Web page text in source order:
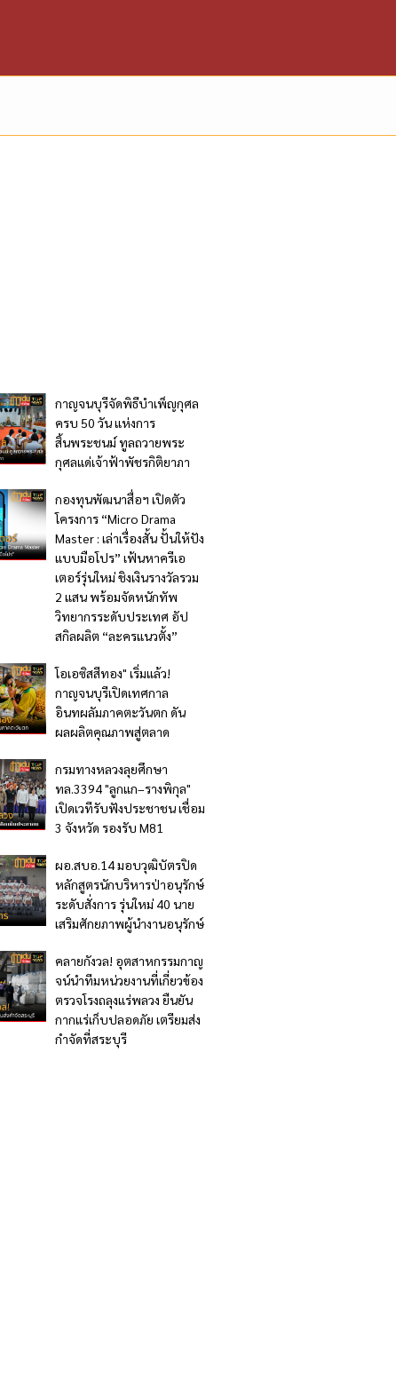
กาญจนบุรีจัดพิธีบำเพ็ญกุศล
ครบ 50 วัน แห่งการ
สิ้นพระชนม์ ทูลถวายพระ
กุศลแด่เจ้าฟ้าพัชรกิติยาภา
กองทุนพัฒนาสื่อฯ เปิดตัว
โครงการ “Micro Drama
Master : เล่าเรื่องสั้น ปั้นให้ปัง
แบบมือโปร” เฟ้นหาครีเอ
เตอร์รุ่นใหม่ ชิงเงินรางวัลรวม
2 แสน พร้อมจัดหนักทัพ
วิทยากรระดับประเทศ อัป
สกิลผลิต “ละครแนวตั้ง”
โอเอซิสสีทอง" เริ่มแล้ว!
กาญจนบุรีเปิดเทศกาล
อินทผลัมภาคตะวันตก ดัน
ผลผลิตคุณภาพสู่ตลาด
กรมทางหลวงลุยศึกษา
ทล.3394 "ลูกแก–รางพิกุล"
เปิดเวทีรับฟังประชาชน เชื่อม
3 จังหวัด รองรับ M81
ผอ.สบอ.14 มอบวุฒิบัตรปิด
หลักสูตรนักบริหารป่าอนุรักษ์
ระดับสั่งการ รุ่นใหม่ 40 นาย
เสริมศักยภาพผู้นำงานอนุรักษ์
คลายกังวล! อุตสาหกรรมกาญ
จน์นำทีมหน่วยงานที่เกี่ยวข้อง
ตรวจโรงถลุงแร่พลวง ยืนยัน
กากแร่เก็บปลอดภัย เตรียมส่ง
กำจัดที่สระบุรี